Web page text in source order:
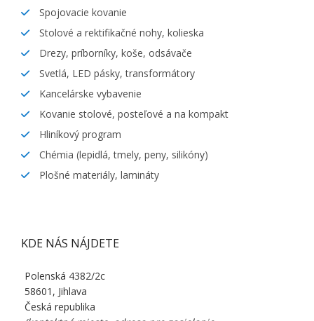
Spojovacie kovanie
Stolové a rektifikačné nohy, kolieska
Drezy, príborníky, koše, odsávače
Svetlá, LED pásky, transformátory
Kancelárske vybavenie
Kovanie stolové, posteľové a na kompakt
Hliníkový program
Chémia (lepidlá, tmely, peny, silikóny)
Plošné materiály, lamináty
KDE NÁS NÁJDETE
Polenská 4382/2c
58601, Jihlava
Česká republika